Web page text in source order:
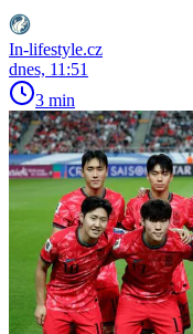
In-lifestyle.cz
dnes, 11:51
3 min